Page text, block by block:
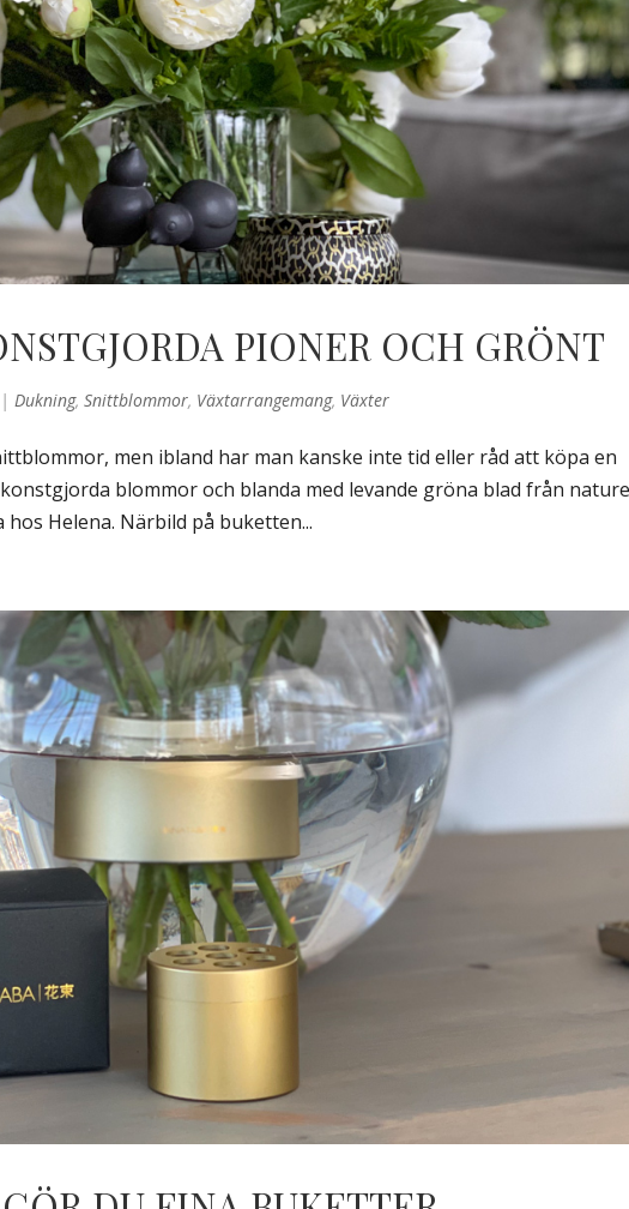
PIONER OCH GRÖNT
| Dukning,Snittblommor, Växtarrangemang, Växter
men ibland har man kanske inte tid eller råd att köpa en
blommor och blanda med levande gröna blad från
hos Helena. Närbild på buketten...